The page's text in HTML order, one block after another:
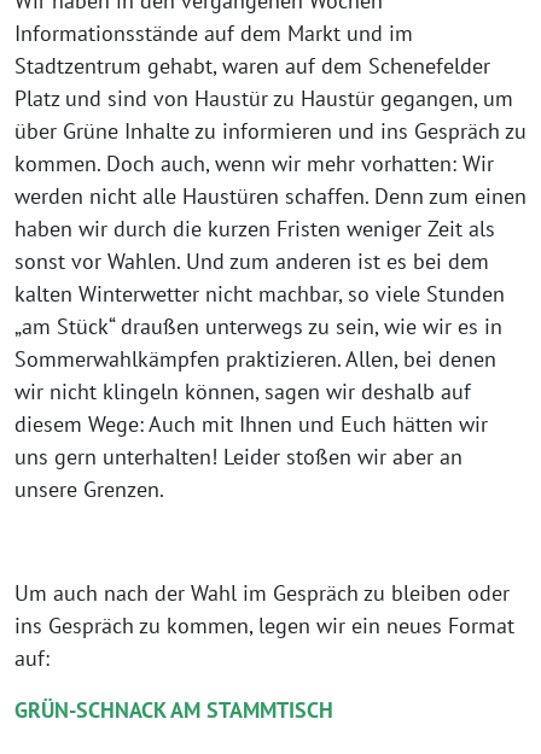
Informationsstände auf dem Markt und im
Stadtzentrum gehabt, waren auf dem Schenefelder
Platz und sind von Haustür zu Haustür gegangen, um
über Grüne Inhalte zu informieren und ins Gespräch zu
kommen. Doch auch, wenn wir mehr vorhatten: Wir
werden nicht alle Haustüren schaffen. Denn zum einen
haben wir durch die kurzen Fristen weniger Zeit als
sonst vor Wahlen. Und zum anderen ist es bei dem
kalten Winterwetter nicht machbar, so viele Stunden
„am Stück“ draußen unterwegs zu sein, wie wir es in
Sommerwahlkämpfen praktizieren. Allen, bei denen
wir nicht klingeln können, sagen wir deshalb auf
diesem Wege: Auch mit Ihnen und Euch hätten wir
uns gern unterhalten! Leider stoßen wir aber an
unsere Grenzen.
Um auch nach der Wahl im Gespräch zu bleiben oder
ins Gespräch zu kommen, legen wir ein neues Format
auf:
GRÜN-SCHNACK AM STAMMTISCH